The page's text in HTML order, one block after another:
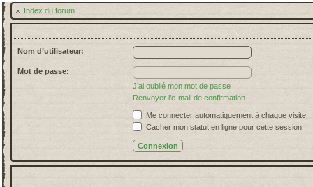
Index du forum
Nom d’utilisateur:
Mot de passe:
J’ai oublié mon mot de passe
Renvoyer l’e-mail de confirmation
Me connecter automatiquement à chaque visite
Cacher mon statut en ligne pour cette session